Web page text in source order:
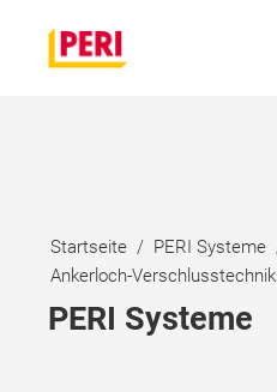
Startseite PERI Systeme
Ankerloch-Verschlusstechnik
PERI Systeme